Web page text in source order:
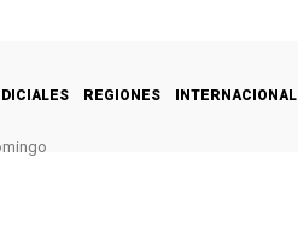
REGIONES INTERNACIONAL